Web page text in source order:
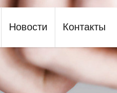
Новости Контакты